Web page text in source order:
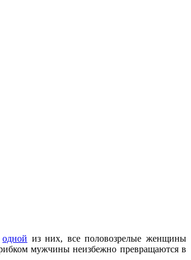
одной из них, все половозрелые женщины
мужчины неизбежно превращаются в